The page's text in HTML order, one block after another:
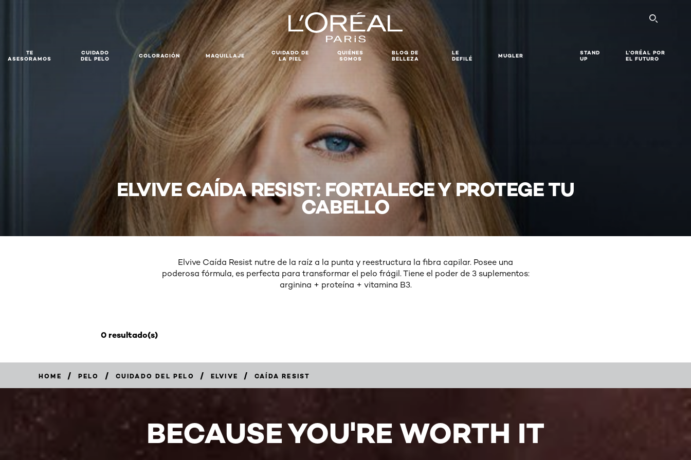
TE
ASESORAMOS
CUIDADO
DEL PELO
COLORACIÓN MAQUILLAJE
CUIDADO DE
LA PIEL
QUIÉNES
SOMOS
BLOG DE
BELLEZA
LE
DEFILÉ
MUGLER
STAND
UP
L’ORÉAL POR
EL FUTURO
ELVIVE CAÍDA RESIST: FORTALECE Y PROTEGE TU
CABELLO
Elvive Caída Resist nutre de la raíz a la punta y reestructura la fibra capilar. Posee una
poderosa fórmula, es perfecta para transformar el pelo frágil. Tiene el poder de 3 suplementos:
arginina + proteína + vitamina B3.
0 resultado(s)
HOME / PELO / CUIDADO DEL PELO / ELVIVE / CAÍDA RESIST
BECAUSE YOU'RE WORTH IT